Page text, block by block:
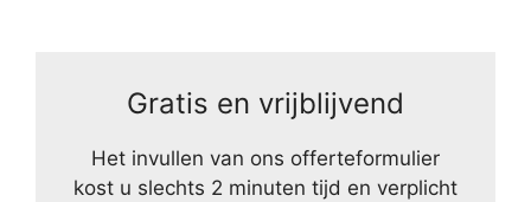
Gratis en vrijblijvend
Het invullen van ons offerteformulier
kost u slechts 2 minuten tijd en verplicht